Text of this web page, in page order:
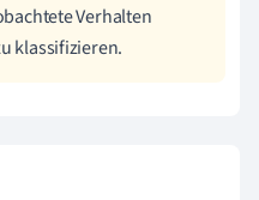
Verhalten
klassifizieren.